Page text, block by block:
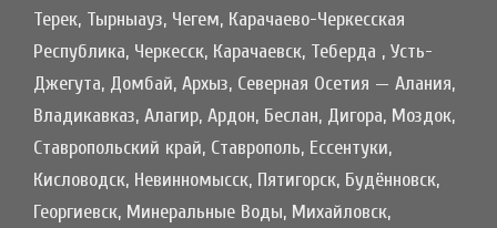
Терек, Тырныауз, Чегем, Карачаево-Черкесская
Республика, Черкесск, Карачаевск, Теберда , Усть-
Джегута, Домбай, Архыз, Северная Осетия — Алания,
Владикавказ, Алагир, Ардон, Беслан, Дигора, Моздок,
Ставропольский край, Ставрополь, Ессентуки,
Кисловодск, Невинномысск, Пятигорск, Будённовск,
Георгиевск, Минеральные Воды, Михайловск,